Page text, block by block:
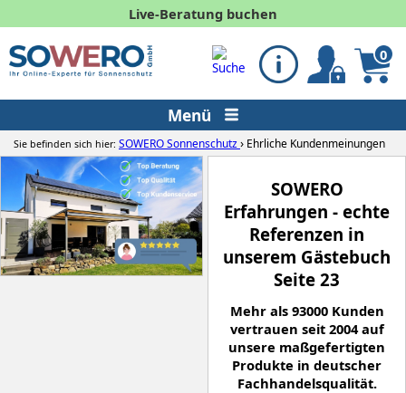
Live-Beratung buchen
0
Menü
Sie befinden sich hier: SOWERO Sonnenschutz› Ehrliche Kundenmeinungen
SOWERO
Erfahrungen - echte
Referenzen in
unserem Gästebuch
Seite 23
Mehr als 93000 Kunden
vertrauen seit 2004 auf
unsere maßgefertigten
Produkte in deutscher
Fachhandelsqualität.